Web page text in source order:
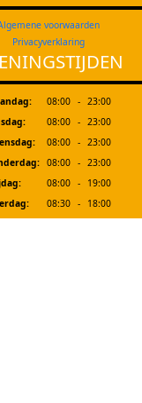
voorwaarden
Privacyverklaring
08:00 - 23:00
08:00 - 23:00
08:00 - 23:00
08:00 - 23:00
08:00 -
19:00
08:30 -
18:00